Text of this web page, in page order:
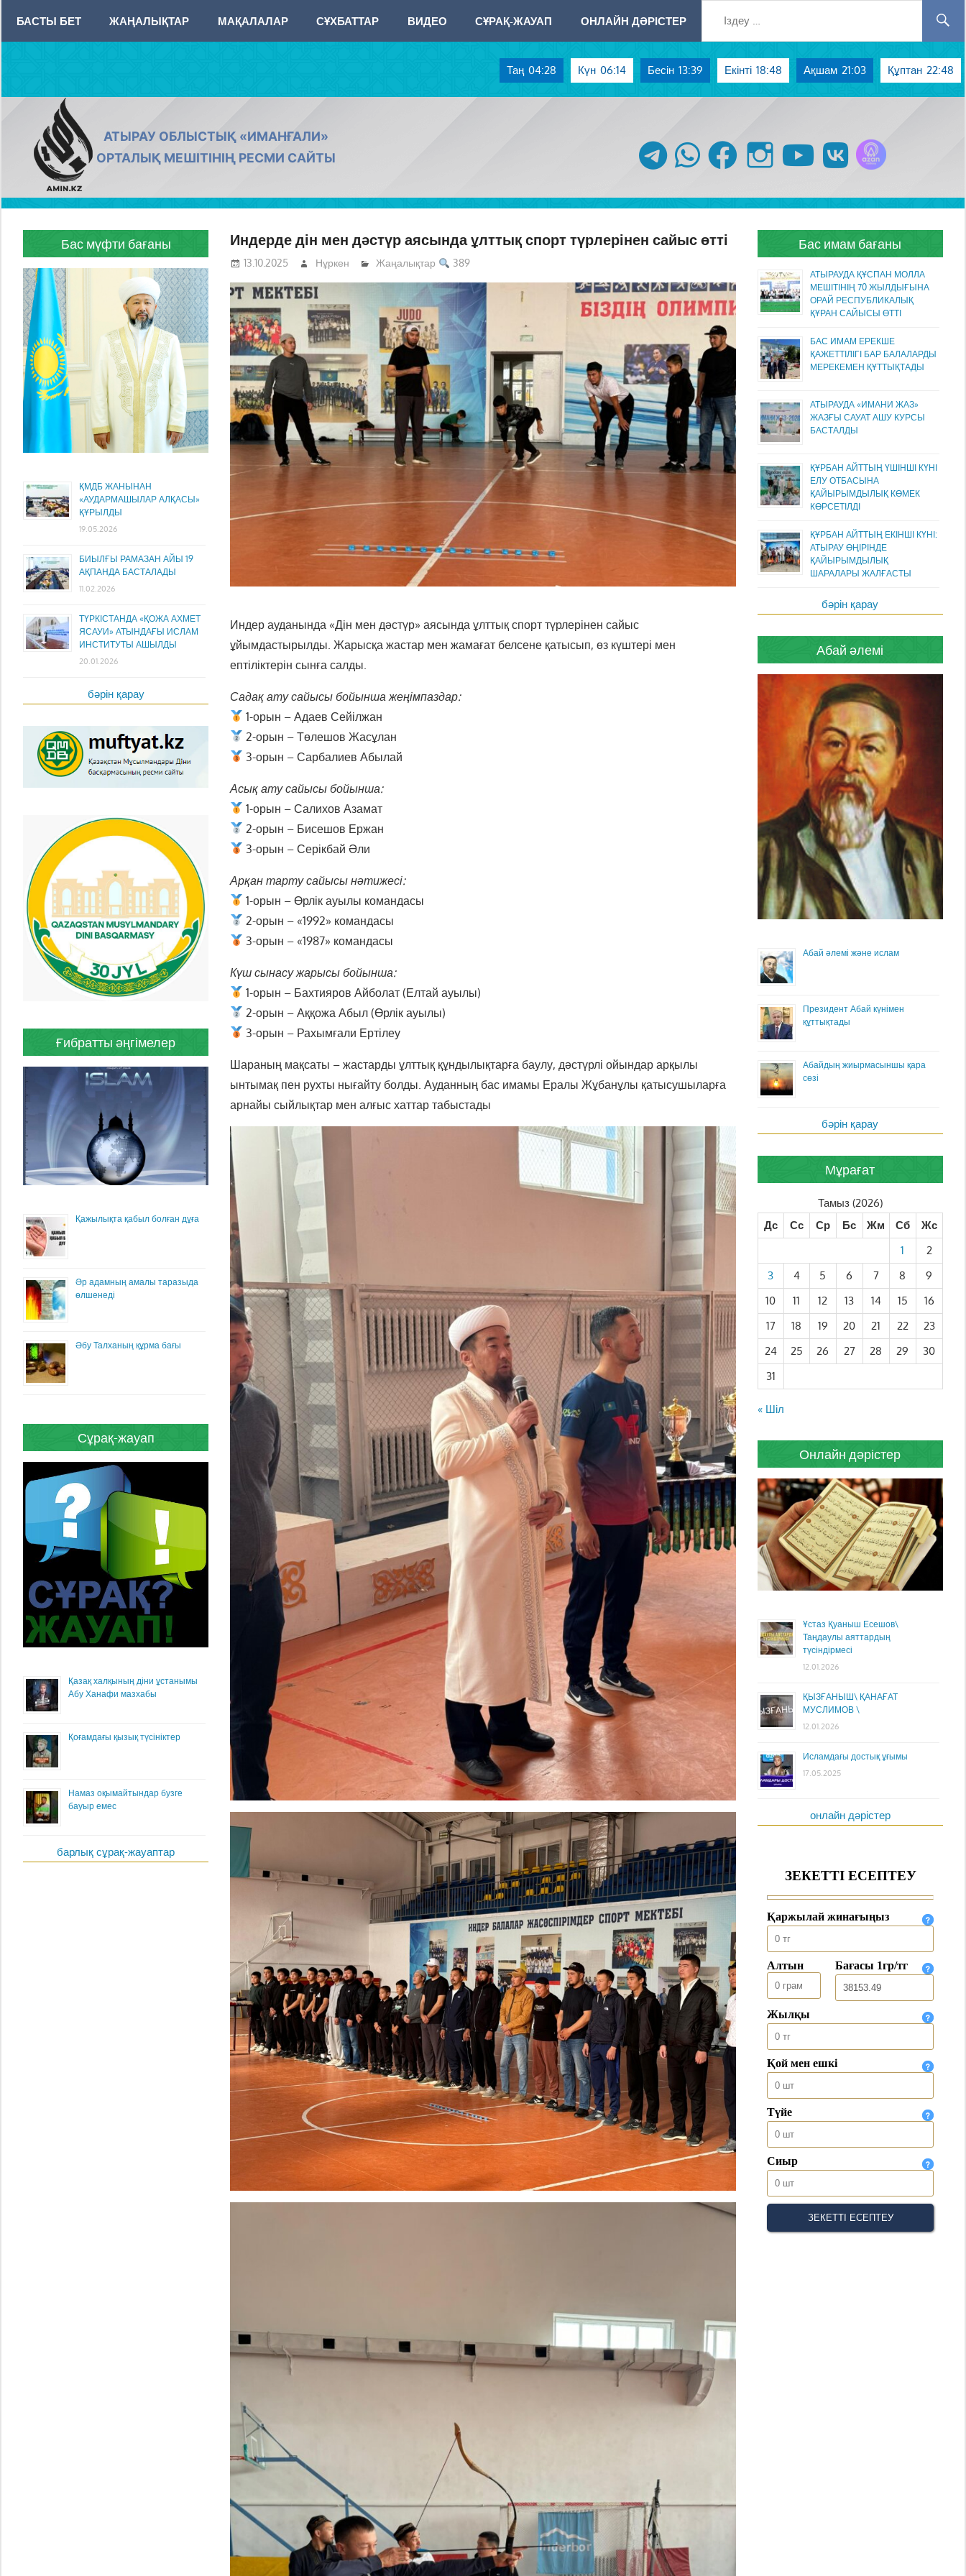
content
БАСТЫ БЕТ ЖАҢАЛЫҚТАР МАҚАЛАЛАР СҰХБАТТАР ВИДЕО СҰРАҚ-ЖАУАП ОНЛАЙН ДӘРІСТЕР
Таң 04:28 Күн 06:14 Бесін 13:39 Екінті 18:48 Ақшам 21:03 Құптан 22:48
AMIN.KZ
АТЫРАУ ОБЛЫСТЫҚ «ИМАНҒАЛИ»
ОРТАЛЫҚ МЕШІТІНІҢ РЕСМИ САЙТЫ
telegram whatsapp facebook instagram youtubevk
Индерде дін мен дәстүр аясында ұлттық спорт түрлерінен сайыс өтті
13.10.2025 Нұркен Жаңалықтар 389
Индер ауданында «Дін мен дәстүр» аясында ұлттық спорт түрлерінен сайыс
ұйымдастырылды. Жарысқа жастар мен жамағат белсене қатысып, өз күштері мен
ептіліктерін сынға салды.
Садақ ату сайысы бойынша жеңімпаздар:
1-орын – Адаев Сейілжан
2-орын – Төлешов Жасұлан
3-орын – Сарбалиев Абылай
Асық ату сайысы бойынша:
1-орын – Салихов Азамат
2-орын – Бисешов Ержан
3-орын – Серікбай Әли
Арқан тарту сайысы нәтижесі:
1-орын – Өрлік ауылы командасы
2-орын – «1992» командасы
3-орын – «1987» командасы
Күш сынасу жарысы бойынша:
1-орын – Бахтияров Айболат (Елтай ауылы)
2-орын – Аққожа Абыл (Өрлік ауылы)
3-орын – Рахымғали Ертілеу
Шараның мақсаты – жастарды ұлттық құндылықтарға баулу, дәстүрлі ойындар арқылы
ынтымақ пен рухты нығайту болды. Ауданның бас имамы Ералы Жұбанұлы қатысушыларға
арнайы сыйлықтар мен алғыс хаттар табыстады
Бас мүфти бағаны
ҚМДБ ЖАНЫНАН
«АУДАРМАШЫЛАР АЛҚАСЫ»
ҚҰРЫЛДЫ
19.05.2026
БИЫЛҒЫ РАМАЗАН АЙЫ 19
АҚПАНДА БАСТАЛАДЫ
11.02.2026
ТҮРКІСТАНДА «ҚОЖА АХМЕТ
ЯСАУИ» АТЫНДАҒЫ ИСЛАМ
ИНСТИТУТЫ АШЫЛДЫ
20.01.2026
бәрін қарау
Ғибратты әңгімелер
Қажылықта қабыл болған дұға
Әр адамның амалы таразыда
өлшенеді
Әбу Талханың құрма бағы
Сұрақ-жауап
Қазақ халқының діни ұстанымы
Абу Ханафи мазхабы
Қоғамдағы қызық түсініктер
Намаз оқымайтындар бузге
бауыр емес
барлық сұрақ-жауаптар
Бас имам бағаны
АТЫРАУДА ҚҰСПАН МОЛЛА
МЕШІТІНІҢ 70 ЖЫЛДЫҒЫНА
ОРАЙ РЕСПУБЛИКАЛЫҚ
ҚҰРАН САЙЫСЫ ӨТТІ
БАС ИМАМ ЕРЕКШЕ
ҚАЖЕТТІЛІГІ БАР БАЛАЛАРДЫ
МЕРЕКЕМЕН ҚҰТТЫҚТАДЫ
АТЫРАУДА «ИМАНИ ЖАЗ»
ЖАЗҒЫ САУАТ АШУ КУРСЫ
БАСТАЛДЫ
ҚҰРБАН АЙТТЫҢ ҮШІНШІ КҮНІ
ЕЛУ ОТБАСЫНА
ҚАЙЫРЫМДЫЛЫҚ КӨМЕК
КӨРСЕТІЛДІ
ҚҰРБАН АЙТТЫҢ ЕКІНШІ КҮНІ:
АТЫРАУ ӨҢІРІНДЕ
ҚАЙЫРЫМДЫЛЫҚ
ШАРАЛАРЫ ЖАЛҒАСТЫ
бәрін қарау
Абай әлемі
Абай әлемі және ислам
Президент Абай күнімен
құттықтады
Абайдың жиырмасыншы қара
сөзі
бәрін қарау
Мұрағат
Тамыз (2026)
Дс
Сс Ср Бс Жм Сб
Жс
1
2
3
4 5 6 7 8
9
10
11 12 13 14 15
16
17
18 19 20 21 22
23
24
25 26 27 28 29
30
31
« Шіл
Онлайн дәрістер
Ұстаз Қуаныш Есешов\
Таңдаулы аяттардың
түсіндірмесі
12.01.2026
ҚЫЗҒАНЫШ\ ҚАНАҒАТ
МУСЛИМОВ \
12.01.2026
Исламдағы достық ұғымы
17.05.2025
онлайн дәрістер